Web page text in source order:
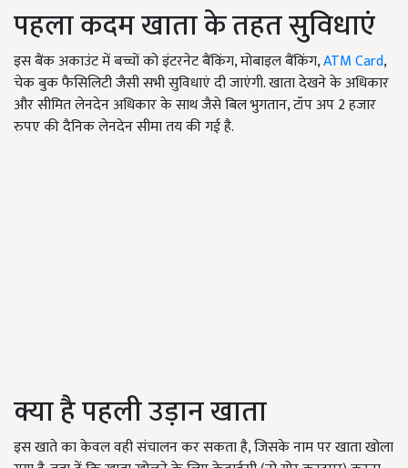
पहला कदम खाता के तहत सुविधाएं
इस बैंक अकाउंट में बच्चों को इंटरनेट बैंकिंग, मोबाइल बैंकिंग,ATM Card,
चेक बुक फैसिलिटी जैसी सभी सुविधाएं दी जाएंगी. खाता देखने के अधिकार
और सीमित लेनदेन अधिकार के साथ जैसे बिल भुगतान, टॉप अप 2 हजार
रुपए की दैनिक लेनदेन सीमा तय की गई है.
क्या है पहली उड़ान खाता
इस खाते का केवल वही संचालन कर सकता है, जिसके नाम पर खाता खोला